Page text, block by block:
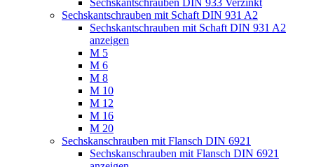
Sechskantschrauben mit Schaft DIN 931 A2
Sechskantschrauben mit Schaft DIN 931 A2
anzeigen
M 5
M 6
M 8
M 10
M 12
M 16
M 20
Sechskanschrauben mit Flansch DIN 6921
Sechskanschrauben mit Flansch DIN 6921